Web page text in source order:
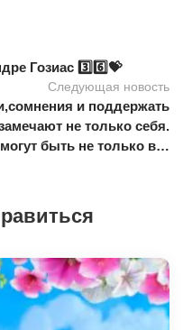
Гозиас 3️⃣6️⃣💝
Следующая новость
и поддержать
не только себя.
быть не только в…